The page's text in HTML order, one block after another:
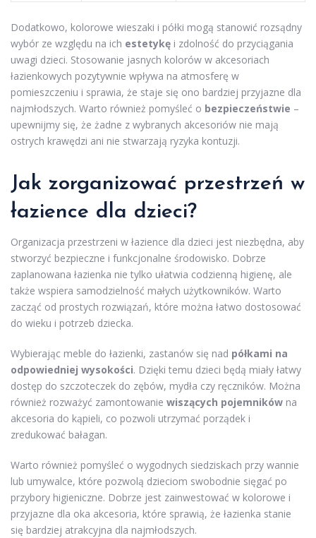
Dodatkowo, kolorowe wieszaki i półki mogą stanowić rozsądny
wybór ze względu na ich estetykę i zdolność do przyciągania
uwagi dzieci. Stosowanie jasnych kolorów w akcesoriach
łazienkowych pozytywnie wpływa na atmosferę w
pomieszczeniu i sprawia, że staje się ono bardziej przyjazne dla
najmłodszych. Warto również pomyśleć o bezpieczeństwie –
upewnijmy się, że żadne z wybranych akcesoriów nie mają
ostrych krawędzi ani nie stwarzają ryzyka kontuzji.
Jak zorganizować przestrzeń w
łazience dla dzieci?
Organizacja przestrzeni w łazience dla dzieci jest niezbędna, aby
stworzyć bezpieczne i funkcjonalne środowisko. Dobrze
zaplanowana łazienka nie tylko ułatwia codzienną higienę, ale
także wspiera samodzielność małych użytkowników. Warto
zacząć od prostych rozwiązań, które można łatwo dostosować
do wieku i potrzeb dziecka.
Wybierając meble do łazienki, zastanów się nad półkami na
odpowiedniej wysokości. Dzięki temu dzieci będą miały łatwy
dostęp do szczoteczek do zębów, mydła czy ręczników. Można
również rozważyć zamontowanie wiszących pojemników na
akcesoria do kąpieli, co pozwoli utrzymać porządek i
zredukować bałagan.
Warto również pomyśleć o wygodnych siedziskach przy wannie
lub umywalce, które pozwolą dzieciom swobodnie sięgać po
przybory higieniczne. Dobrze jest zainwestować w kolorowe i
przyjazne dla oka akcesoria, które sprawią, że łazienka stanie
się bardziej atrakcyjna dla najmłodszych.